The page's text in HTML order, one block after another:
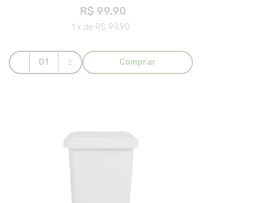
R$ 99,90
1 x de R$ 99,90
Comprar